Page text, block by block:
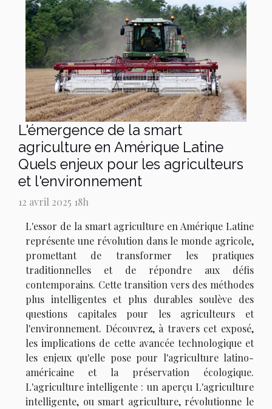
L'émergence de la smart
agriculture en Amérique Latine
Quels enjeux pour les agriculteurs
et l'environnement
12 avril 2025 18h
L'essor de la smart agriculture en Amérique Latine
représente une révolution dans le monde agricole,
promettant de transformer les pratiques
traditionnelles et de répondre aux défis
contemporains. Cette transition vers des méthodes
plus intelligentes et plus durables soulève des
questions capitales pour les agriculteurs et
l'environnement. Découvrez, à travers cet exposé,
les implications de cette avancée technologique et
les enjeux qu'elle pose pour l'agriculture latino-
américaine et la préservation écologique.
L'agriculture intelligente : un aperçu L'agriculture
intelligente, ou smart agriculture, révolutionne le